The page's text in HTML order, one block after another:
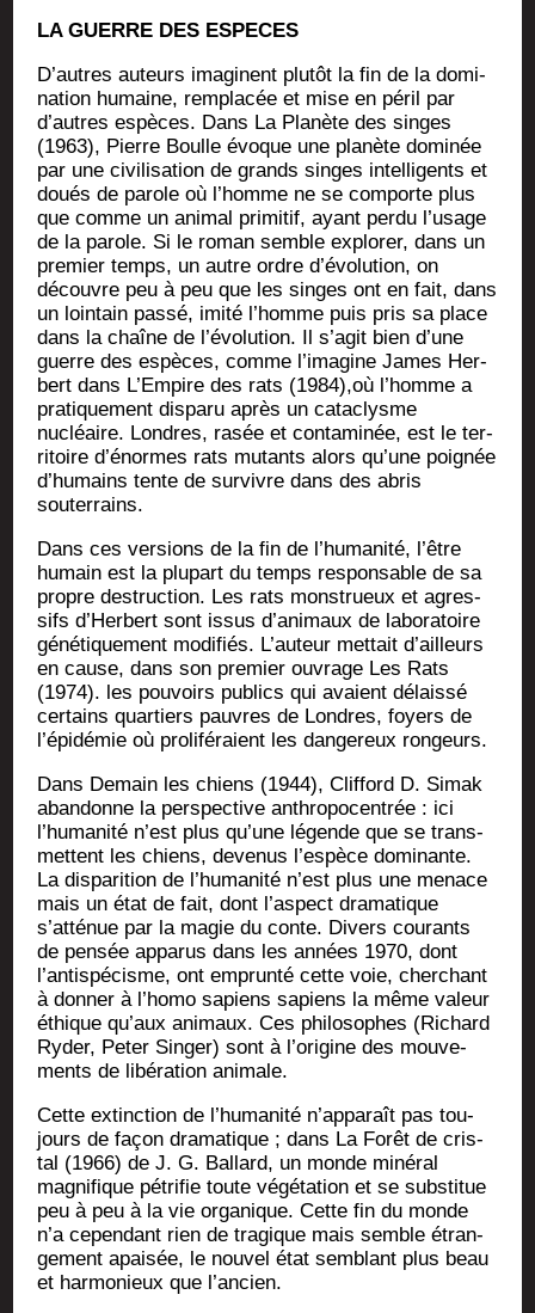
LA GUERRE DES ESPECES
D’autres auteurs ima­ginent plu­tôt la fin de la domi­
na­tion humaine, rem­pla­cée et mise en péril par
d’autres espèces. Dans La Pla­nète des singes
(1963), Pierre Boulle évoque une pla­nète domi­née
par une civi­li­sa­tion de grands singes intel­li­gents et
doués de parole où l’homme ne se com­porte plus
que comme un ani­mal pri­mi­tif, ayant per­du l’usage
de la parole. Si le roman semble explo­rer, dans un
pre­mier temps, un autre ordre d’évolution, on
découvre peu à peu que les singes ont en fait, dans
un loin­tain pas­sé, imi­té l’homme puis pris sa place
dans la chaîne de l’évolution. Il s’agit bien d’une
guerre des espèces, comme l’imagine James Her­
bert dans L’Empire des rats (1984),où l’homme a
pra­ti­que­ment dis­pa­ru après un cata­clysme
nucléaire. Londres, rasée et conta­mi­née, est le ter­
ri­toire d’énormes rats mutants alors qu’une poi­gnée
d’humains tente de sur­vivre dans des abris
souterrains.
Dans ces ver­sions de la fin de l’humanité, l’être
humain est la plu­part du temps res­pon­sable de sa
propre des­truc­tion. Les rats mons­trueux et agres­
sifs d’Herbert sont issus d’animaux de labo­ra­toire
géné­ti­que­ment modi­fiés. L’auteur met­tait d’ailleurs
en cause, dans son pre­mier ouvrage Les Rats
(1974). les pou­voirs publics qui avaient délais­sé
cer­tains quar­tiers pauvres de Londres, foyers de
l’épidémie où pro­li­fé­raient les dan­ge­reux rongeurs.
Dans Demain les chiens (1944), Clif­ford D. Simak
aban­donne la pers­pec­tive anthro­po­cen­trée : ici
l’humanité n’est plus qu’une légende que se trans­
mettent les chiens, deve­nus l’espèce domi­nante.
La dis­pa­ri­tion de l’humanité n’est plus une menace
mais un état de fait, dont l’aspect dra­ma­tique
s’atténue par la magie du conte. Divers cou­rants
de pen­sée appa­rus dans les années 1970, dont
l’antispécisme, ont emprun­té cette voie, cher­chant
à don­ner à l’homo sapiens sapiens la même valeur
éthique qu’aux ani­maux. Ces phi­lo­sophes (Richard
Ryder, Peter Sin­ger) sont à l’origine des mou­ve­
ments de libé­ra­tion animale.
Cette extinc­tion de l’humanité n’apparaît pas tou­
jours de façon dra­ma­tique ; dans La Forêt de cris­
tal (1966) de J. G. Bal­lard, un monde miné­ral
magni­fique pétri­fie toute végé­ta­tion et se sub­sti­tue
peu à peu à la vie orga­nique. Cette fin du monde
n’a cepen­dant rien de tra­gique mais semble étran­
ge­ment apai­sée, le nou­vel état sem­blant plus beau
et har­mo­nieux que l’ancien.